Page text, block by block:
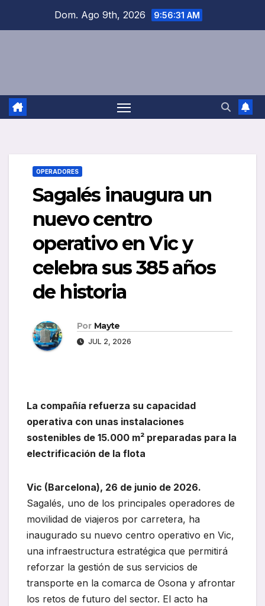
Dom. Ago 9th, 2026 9:56:31 AM
OPERADORES
Sagalés inaugura un
nuevo centro
operativo en Vic y
celebra sus 385 años
de historia
Por Mayte
JUL 2, 2026
La compañía refuerza su capacidad
operativa con unas instalaciones
sostenibles de 15.000 m² preparadas para la
electrificación de la flota
Vic (Barcelona), 26 de junio de 2026.
Sagalés, uno de los principales operadores de
movilidad de viajeros por carretera, ha
inaugurado su nuevo centro operativo en Vic,
una infraestructura estratégica que permitirá
reforzar la gestión de sus servicios de
transporte en la comarca de Osona y afrontar
los retos de futuro del sector. El acto ha